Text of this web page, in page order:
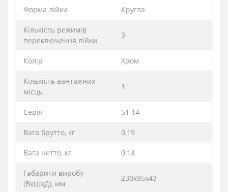
Форма лійки Кругла
Кількість режимів
переключення лійки
3
Колір Хром
Кількість вантажних
місць
1
Серія 51 14
Вага брутто, кг 0,19
Вага нетто, кг 0,14
Габарити виробу
(ВхШхД), мм
230х95х43